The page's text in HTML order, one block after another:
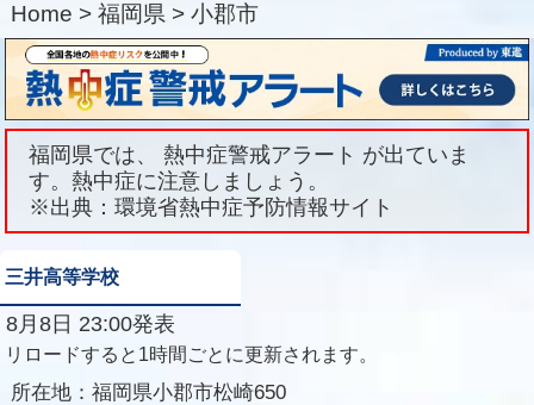
Home > 福岡県 > 小郡市
福岡県では、 熱中症警戒アラート が出ていま
す。熱中症に注意しましょう。
※出典：環境省熱中症予防情報サイト
三井高等学校
8月8日 23:00発表
リロードすると1時間ごとに更新されます。
所在地： 福岡県小郡市松崎650